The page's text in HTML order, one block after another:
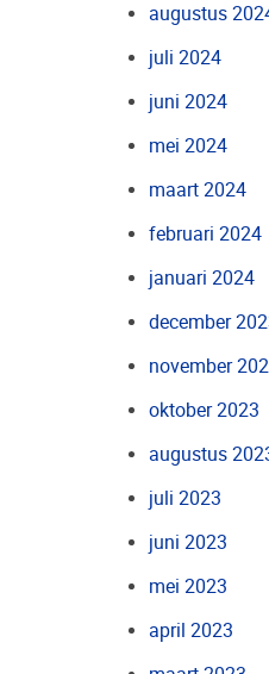
augustus
juli 2024
juni 2024
mei 2024
maart 2024
februari 2024
januari 2024
december
november
oktober 2023
augustus
juli 2023
juni 2023
mei 2023
april 2023